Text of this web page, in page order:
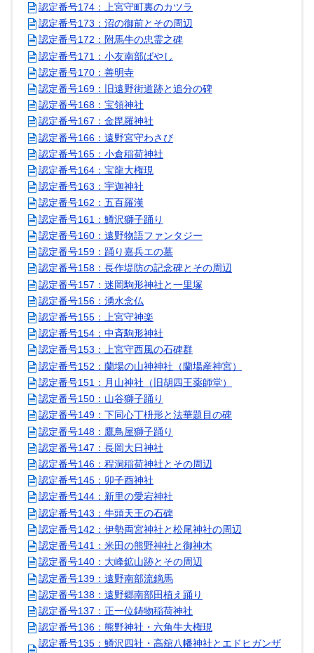
認定番号174：上宮守町裏のカツラ
認定番号173：沼の御前とその周辺
認定番号172：附馬牛の忠霊之碑
認定番号171：小友南部ばやし
認定番号170：善明寺
認定番号169：旧遠野街道跡と追分の碑
認定番号168：宝領神社
認定番号167：金毘羅神社
認定番号166：遠野宮守わさび
認定番号165：小倉稲荷神社
認定番号164：宝龍大権現
認定番号163：宇迦神社
認定番号162：五百羅漢
認定番号161：鱒沢獅子踊り
認定番号160：遠野物語ファンタジー
認定番号159：踊り嘉兵エの墓
認定番号158：長作堤防の記念碑とその周辺
認定番号157：迷岡駒形神社と一里塚
認定番号156：湧水念仏
認定番号155：上宮守神楽
認定番号154：中斉駒形神社
認定番号153：上宮守西風の石碑群
認定番号152：蘭場の山神神社（蘭場産神宮）
認定番号151：月山神社（旧胡四王薬師堂）
認定番号150：山谷獅子踊り
認定番号149：下同心丁枡形と法華題目の碑
認定番号148：鷹鳥屋獅子踊り
認定番号147：長岡大日神社
認定番号146：程洞稲荷神社とその周辺
認定番号145：卯子酉神社
認定番号144：新里の愛宕神社
認定番号143：牛頭天王の石碑
認定番号142：伊勢両宮神社と松尾神社の周辺
認定番号141：米田の熊野神社と御神木
認定番号140：大峰鉱山跡とその周辺
認定番号139：遠野南部流鏑馬
認定番号138：遠野郷南部田植え踊り
認定番号137：正一位鋳物稲荷神社
認定番号136：熊野神社・六角牛大権現
認定番号135：鱒沢四社・高舘八幡神社とエドヒガンザ